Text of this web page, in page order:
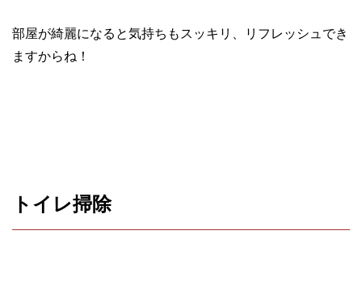
部屋が綺麗になると気持ちもスッキリ、リフレッシュでき
ますからね！
トイレ掃除